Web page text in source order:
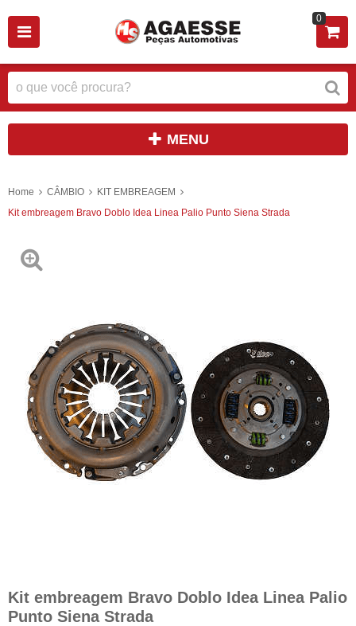
0
MENU
Home CÂMBIO
KIT EMBREAGEM
Kit embreagem Bravo Doblo Idea Linea Palio Punto Siena Strada
Kit embreagem Bravo Doblo Idea Linea Palio
Punto Siena Strada